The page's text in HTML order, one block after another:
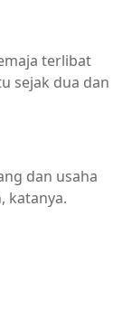
terlibat
sejak dua dan
dan usaha
katanya.